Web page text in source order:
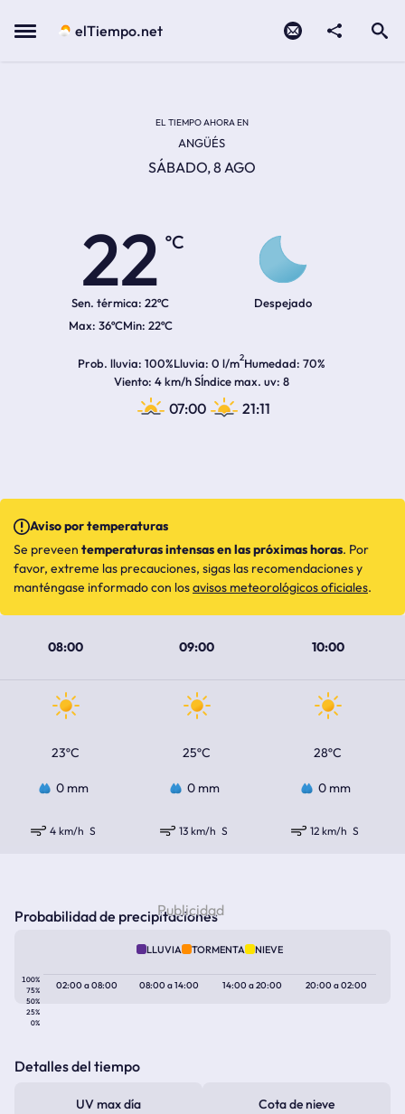
Menu elTiempo.net
EL TIEMPO AHORA EN
ANGÜÉS
SÁBADO, 8 AGO
22
ºC
Sen. térmica: 22ºC
36ºC 22ºC
Despejado
Prob. lluvia 100%Lluvia 0 l/m2Humedad 70%
Viento 4 km/h SÍndice max. uv 8
07:00 21:11
08:00 09:00 10:00
23ºC 25ºC 28ºC
0 mm 0 mm 0 mm
4 km/h S 13 km/h S 12 km/h S
Aviso por temperaturas
Se preveen temperaturas intensas en las próximas horas. Por
favor, extreme las precauciones, sigas las recomendaciones y
manténgase informado con losavisos meteorológicos oficiales.
Probabilidad de precipitaciones
LLUVIA TORMENTA NIEVE
100%
75%
50%
25%
0%
02:00a08:00 08:00a14:00 14:00a20:00 20:00a02:00
Detalles del tiempo
UV max día Cota de nieve